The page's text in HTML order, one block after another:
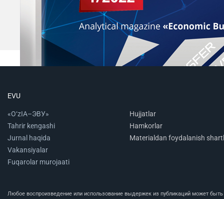
EVU
«O‘zIA–ЭВУ»
Tahrir kengashi
Jurnal haqida
Vakansiyalar
Fuqarolar murojaati
Hujjatlar
Hamkorlar
Materialdan foydalanish
Любое воспроизведение или использование выдержек из публикаций может